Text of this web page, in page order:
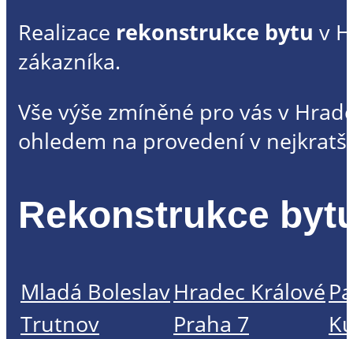
Realizace rekonstrukce bytu v
zákazníka.
Vše výše zmíněné pro vás v
ohledem na provedení v
Rekonstrukce
Mladá BoleslavHradec Králové
Trutnov
Praha 7